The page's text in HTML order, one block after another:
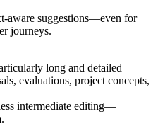
aware suggestions—even for
journeys.
long and detailed
evaluations, project concepts,
intermediate editing—